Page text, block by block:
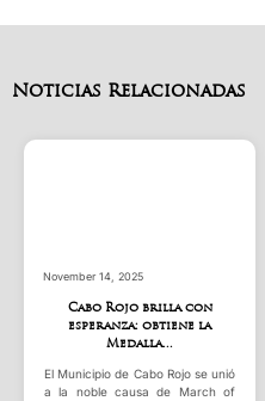
Noticias Relacionadas
August 5, 2025
¡Éxito total el Coca-Cola
Food & Music Fest!...
fuerte este domingo en el
Poblado de Boquerón, cuando